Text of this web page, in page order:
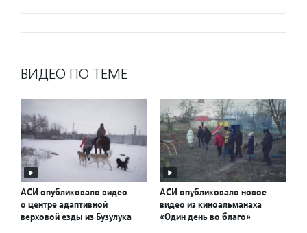
ВИДЕО ПО ТЕМЕ
АСИ опубликовало видео
о центре адаптивной
верховой езды из Бузулука
АСИ опубликовало новое
видео из киноальманаха
«Один день во благо»